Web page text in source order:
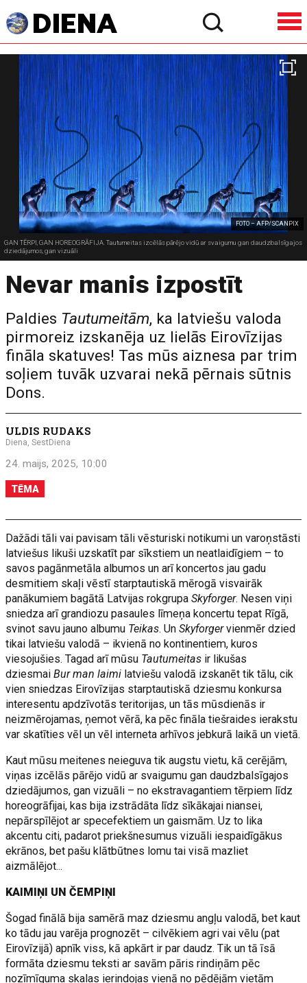
FOTO – AFP/SCANPIX
GAN TĒRPI, GAN HOREOGRĀFIJA. Tautumeitas izcēlās pārējo vidū ar svaigumu gan daudzbalsīgajos
dziedājumos, gan vizuāli
Nevar manis izpostīt
Paldies Tautumeitām, ka latviešu valoda
pirmoreiz izskanēja uz lielās Eirovīzijas
fināla skatuves! Tas mūs aiznesa par trim
soļiem tuvāk uzvarai nekā pērnais sūtnis
Dons.
ULDIS RUDAKS
Diena, SestDiena
24. maijs, 2025, 10:00
TĒMA
Dažādi tāli vai pavisam tāli vēsturiski notikumi un varoņstāsti
latviešus likuši uzskatīt par sīkstiem un neatlaidīgiem – to
savos pagānmetāla albumos un arī koncertos jau gadu
desmitiem skaļi vēstī starptautiskā mērogā visvairāk
panākumiem bagātā Latvijas rokgrupaSkyforger. Nesen viņi
sniedza arī grandiozu pasaules līmeņa koncertu tepat Rīgā,
svinot savu jauno albumu Teikas. UnSkyforgervienmēr dzied
tikai latviešu valodā – ikvienā no kontinentiem, kuros
viesojušies. Tagad arī mūsu Tautumeitas ir likušas
dziesmaiBur man laimi latviešu valodā izskanēt tik tālu, cik
vien sniedzas Eirovīzijas starptautiskā dziesmu konkursa
interesentu apdzīvotās teritorijas, un tās mūsdienās ir
neizmērojamas, ņemot vērā, ka pēc fināla tiešraides ierakstu
var skatīties vēl un vēl interneta arhīvos jebkurā laikā un vietā.
Kaut mūsu meitenes neieguva tik augstu vietu, kā cerējām,
viņas izcēlās pārējo vidū ar svaigumu gan daudzbalsīgajos
dziedājumos, gan vizuāli – no ekstravagantiem tērpiem līdz
horeogrāfijai, kas bija izstrādāta līdz sīkākajai niansei,
nepārspīlējot ar specefektiem un gaismām. Uz to lika
akcentu citi, padarot priekšnesumus vizuāli iespaidīgākus
ekrānos, bet pašu klātbūtnes lomu tai visā mazliet
aizmālējot...
KAIMIŅI UN ČEMPIŅI
Šogad finālā bija samērā maz dziesmu angļu valodā, bet kaut
ko tādu jau varēja prognozēt – cilvēkiem agri vai vēlu (pat
Eirovīzijā) apnīk viss, kā apkārt ir par daudz. Tik un tā īsā
formāta dziesmu teksti ar savām pāris rindiņām pēc
nozīmīguma skalas ierindojas vienā no pēdējām vietām